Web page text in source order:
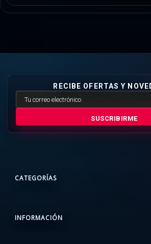
RECIBE OFERTAS Y
SUSCRIBIRME
CATEGORÍAS
INFORMACIÓN